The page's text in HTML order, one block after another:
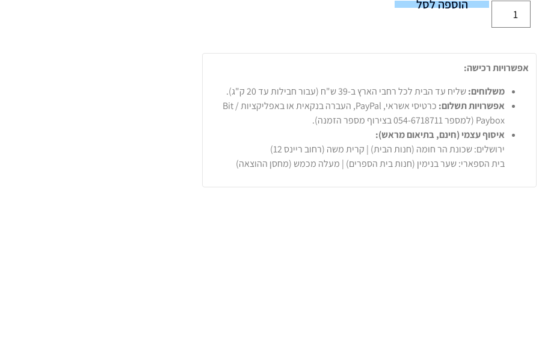
הוספה לסל
אפשרויות רכישה:
משלוחים:שליח עד הבית לכל רחבי הארץ ב-39 ש"ח (עבור חבילות עד 20 ק"ג).
אפשרויות תשלום:
כרטיסי אשראי, PayPal, העברה בנקאית או באפליקציות Bit /
Paybox (למספר 054-6718711 בצירוף מספר הזמנה).
איסוף עצמי (חינם, בתיאום מראש):
ירושלים: שכונת הר חומה (חנות הבית) | קרית משה (רחוב ריינס 12)
בית הספארי: שער בנימין (חנות בית הספרים) | מעלה מכמש (מחסן ההוצאה)